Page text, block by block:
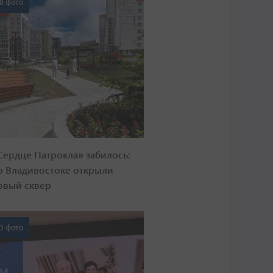
фото
Патрокла» забилось:
Владивостоке открыли
сквер
фото